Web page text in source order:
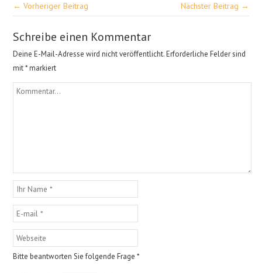
← Vorheriger Beitrag Nächster Beitrag →
Schreibe einen Kommentar
Deine E-Mail-Adresse wird nicht veröffentlicht. Erforderliche Felder sind
mit*markiert
Bitte beantworten Sie folgende Frage *